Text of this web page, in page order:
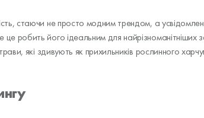
стаючи не просто модним трендом, а
робить його ідеальним для найрізноманітніших
які здивують як прихильників рослинного